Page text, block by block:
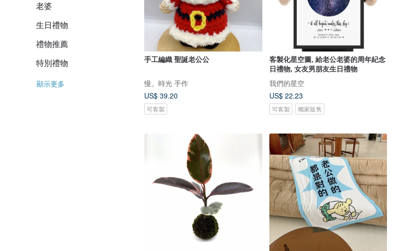
老婆
生日禮物
禮物推薦
特別禮物
顯示更多
手工編織 聖誕老公公
慢。時光 手作
US$ 39.20
可客製
客製化星空圖, 給老公老婆的周年紀念
日禮物, 女友男朋友生日禮物
我們的星空
US$ 22.23
可客製 獨家販售